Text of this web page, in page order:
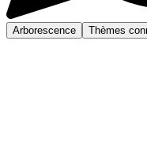
Arborescence Thèmes